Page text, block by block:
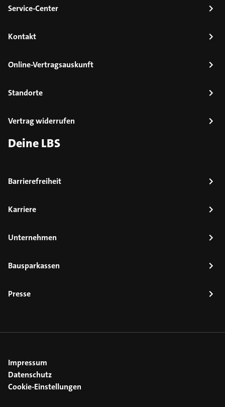
Service-Center
Kontakt
Online-Vertragsauskunft
Standorte
Vertrag widerrufen
Deine LBS
Barrierefreiheit
Karriere
Unternehmen
Bausparkassen
Presse
Impressum
Datenschutz
Cookie-Einstellungen